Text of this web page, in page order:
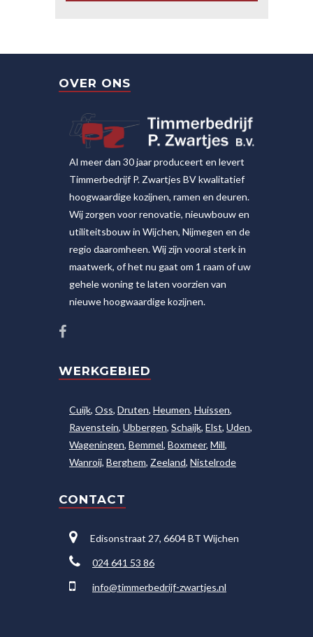
OVER ONS
Al meer dan 30 jaar produceert en levert
Timmerbedrijf P. Zwartjes BV kwalitatief
hoogwaardige kozijnen, ramen en deuren.
Wij zorgen voor renovatie, nieuwbouw en
utiliteitsbouw in Wijchen, Nijmegen en de
regio daaromheen. Wij zijn vooral sterk in
maatwerk, of het nu gaat om 1 raam of uw
gehele woning te laten voorzien van
nieuwe hoogwaardige kozijnen.
WERKGEBIED
Cuijk, Oss, Druten, Heumen, Huissen,
Ravenstein, Ubbergen, Schaijk, Elst, Uden,
Wageningen, Bemmel, Boxmeer, Mill,
Wanroij, Berghem, Zeeland, Nistelrode
CONTACT
Edisonstraat 27, 6604 BT Wijchen
024 641 53 86
info@timmerbedrijf-zwartjes.nl